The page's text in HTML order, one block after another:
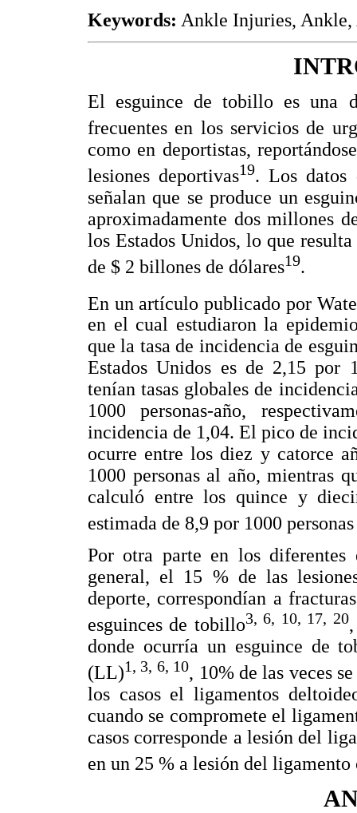
Keywords: Ankle Injuries,
El esguince de tobillo es una
frecuentes en los servicios de
como en deportistas,
lesiones deportivas19. Los datos
señalan que se produce un
aproximadamente dos millones
los Estados Unidos, lo que
de $ 2 billones de dólares19.
En un artículo publicado por
en el cual estudiaron la
que la tasa de incidencia de
Estados Unidos es de 2,15 por
tenían tasas globales de
1000 personas-año,
incidencia de 1,04. El pico de
ocurre entre los diez y catorce
1000 personas al año, mientras
calculó entre los quince y
estimada de 8,9 por 1000
Por otra parte en los diferentes
general, el 15 % de las
deporte, correspondían a
esguinces de tobillo3, 6, 10, 17, 20
donde ocurría un esguince de
(LL)1, 3, 6, 10, 10% de las veces
los casos el ligamentos
cuando se compromete el
casos corresponde a lesión del
en un 25 % a lesión del